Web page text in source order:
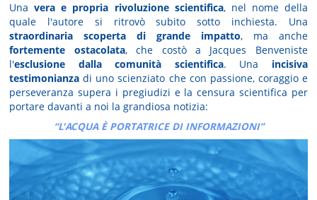
Unavera e propria rivoluzione scientifica, nel nome della
quale l'autore si ritrovò subito sotto inchiesta. Una
straordinaria scoperta di grande impatto, ma anche
fortemente ostacolata, che costò a Jacques Benveniste
l'esclusione dalla comunità scientifica. Una incisiva
testimonianza di uno scienziato che con passione, coraggio e
perseveranza supera i pregiudizi e la censura scientifica per
portare davanti a noi la grandiosa notizia:
“L'ACQUA È PORTATRICE DI INFORMAZIONI”